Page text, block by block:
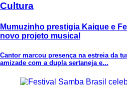
Cultura
Mumuzinho prestigia Kaique e
novo projeto musical
Cantor marcou presença na estreia da
amizade com a dupla sertaneja e...